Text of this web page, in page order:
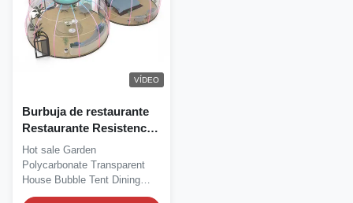
VÍDEO
Burbuja de restaurante
Restaurante Resistencia
al frío
Telecomunicaciones
Hot sale Garden
Polycarbonate Transparent
House Bubble Tent Dining
Bubble Tent Silk Road...